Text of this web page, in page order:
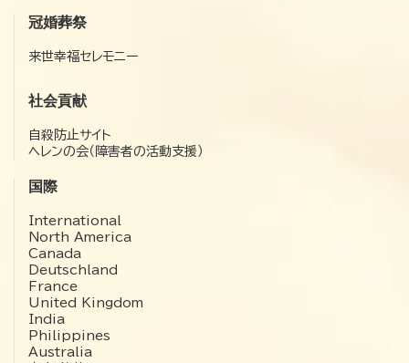
冠婚葬祭
来世幸福セレモニー
社会貢献
自殺防止サイト
ヘレンの会（障害者の活動支援）
国際
International
North America
Canada
Deutschland
France
United Kingdom
India
Philippines
Australia